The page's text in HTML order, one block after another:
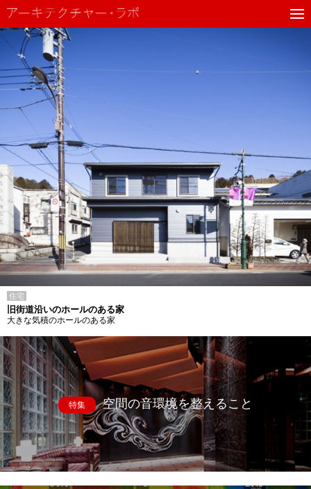
住宅
旧街道沿いのホールのある家
大きな気積のホールのある家
特集 空間の音環境を整えること